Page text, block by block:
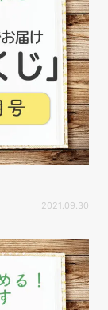
2021.09.30